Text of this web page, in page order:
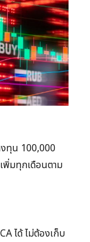
ทุน 100,000
พิ่มทุกเดือนตาม
ได้ ไม่ต้องเก็บ